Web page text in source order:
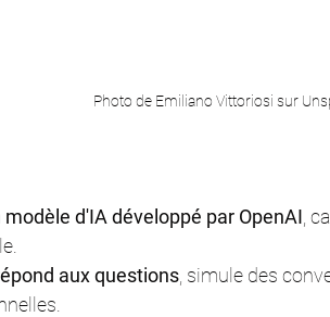
Photo de Emiliano Vittoriosi sur
modèle d'IA développé par OpenAI ,
aux questions , simule des